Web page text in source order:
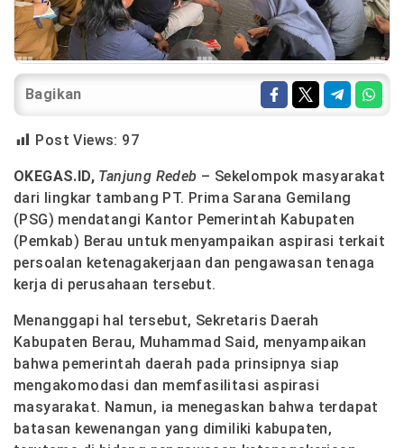
Bagikan
Post Views: 97
OKEGAS.ID, Tanjung Redeb – Sekelompok masyarakat
dari lingkar tambang PT. Prima Sarana Gemilang
(PSG) mendatangi Kantor Pemerintah Kabupaten
(Pemkab) Berau untuk menyampaikan aspirasi terkait
persoalan ketenagakerjaan dan pengawasan tenaga
kerja di perusahaan tersebut.
Menanggapi hal tersebut, Sekretaris Daerah
Kabupaten Berau, Muhammad Said, menyampaikan
bahwa pemerintah daerah pada prinsipnya siap
mengakomodasi dan memfasilitasi aspirasi
masyarakat. Namun, ia menegaskan bahwa terdapat
batasan kewenangan yang dimiliki kabupaten,